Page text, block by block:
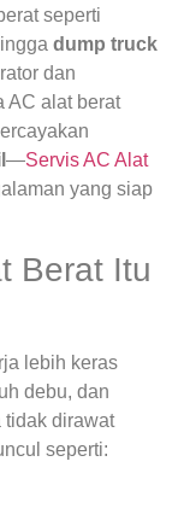
seperti
dump truck
dan
AC alat berat
—Servis AC Alat
yang siap
Berat Itu
lebih keras
debu, dan
tidak dirawat
seperti: